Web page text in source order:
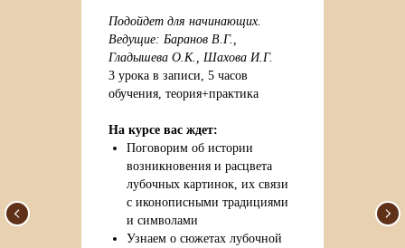
Подойдет для начинающих.
Ведущие: Баранов В.Г.,
Гладышева О.К., Шахова И.Г.
3 урока в записи, 5 часов
обучения, теория+практика
На курсе вас ждет:
Поговорим об истории
возникновения и расцвета
лубочных картинок, их связи
с иконописными традициями
и символами
Узнаем о сюжетах лубочной